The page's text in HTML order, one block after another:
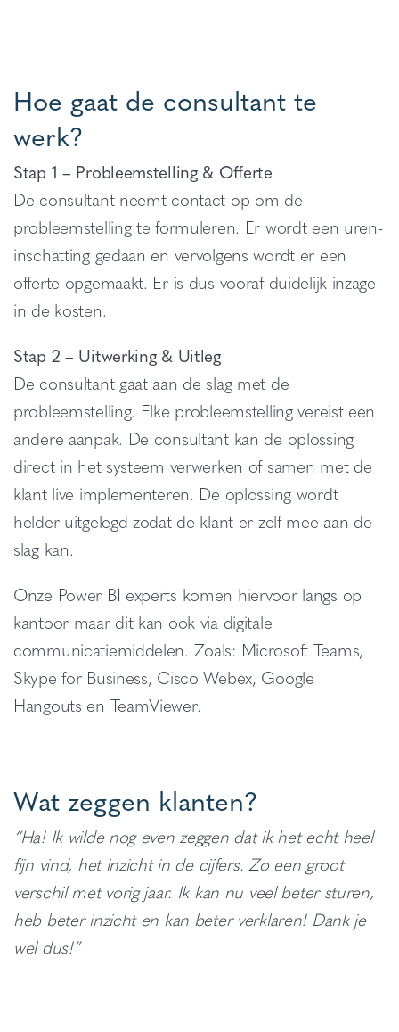
Hoe gaat de consultant te
werk?
Stap 1 – Probleemstelling & Offerte
De consultant neemt contact op om de
probleemstelling te formuleren. Er wordt een uren-
inschatting gedaan en vervolgens wordt er een
offerte opgemaakt. Er is dus vooraf duidelijk inzage
in de kosten.
Stap 2 – Uitwerking & Uitleg
De consultant gaat aan de slag met de
probleemstelling. Elke probleemstelling vereist een
andere aanpak. De consultant kan de oplossing
direct in het systeem verwerken of samen met de
klant live implementeren. De oplossing wordt
helder uitgelegd zodat de klant er zelf mee aan de
slag kan.
Onze Power BI experts komen hiervoor langs op
kantoor maar dit kan ook via digitale
communicatiemiddelen. Zoals: Microsoft Teams,
Skype for Business, Cisco Webex, Google
Hangouts en TeamViewer.
Wat zeggen klanten?
“Ha! Ik wilde nog even zeggen dat ik het echt heel
fijn vind, het inzicht in de cijfers. Zo een groot
verschil met vorig jaar. Ik kan nu veel beter sturen,
heb beter inzicht en kan beter verklaren! Dank je
wel dus!”